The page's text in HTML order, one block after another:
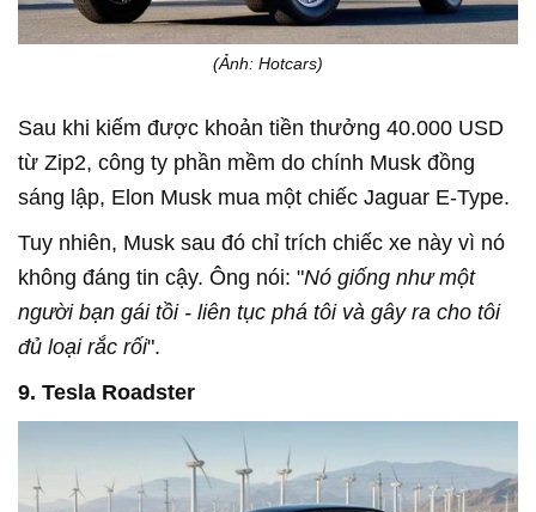
(Ảnh: Hotcars)
Sau khi kiếm được khoản tiền thưởng 40.000 USD
từ Zip2, công ty phần mềm do chính Musk đồng
sáng lập, Elon Musk mua một chiếc Jaguar E-Type.
Tuy nhiên, Musk sau đó chỉ trích chiếc xe này vì nó
không đáng tin cậy. Ông nói: "Nó giống như một
người bạn gái tồi - liên tục phá tôi và gây ra cho tôi
đủ loại rắc rối".
9. Tesla Roadster